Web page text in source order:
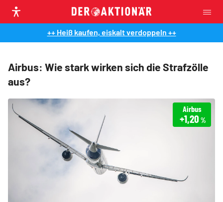
++ Heiß kaufen, eiskalt verdoppeln ++
Airbus: Wie stark wirken sich die Strafzölle
aus?
Airbus
+1,20 %